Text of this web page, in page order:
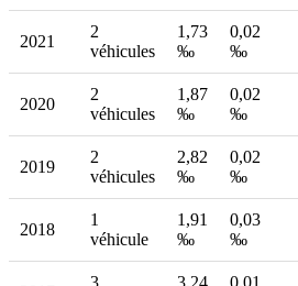
2021
2
véhicules
1,73
‰
0,02
‰
2020
2
véhicules
1,87
‰
0,02
‰
2019
2
véhicules
2,82
‰
0,02
‰
2018
1
véhicule
1,91
‰
0,03
‰